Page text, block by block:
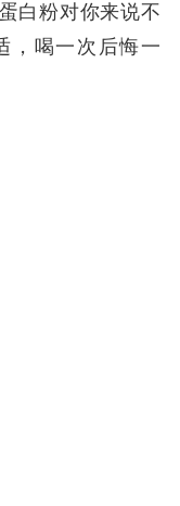
白粉对你来说不
，喝一次后悔一